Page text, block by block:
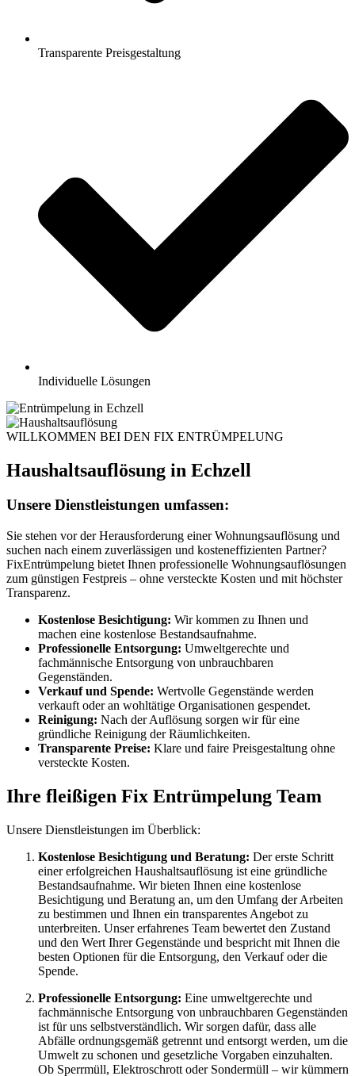
Transparente Preisgestaltung
Individuelle Lösungen
WILLKOMMEN BEI DEN FIX ENTRÜMPELUNG
Haushaltsauflösung in Echzell
Unsere Dienstleistungen umfassen:
Sie stehen vor der Herausforderung einer Wohnungsauflösung und
suchen nach einem zuverlässigen und kosteneffizienten Partner?
FixEntrümpelung bietet Ihnen professionelle Wohnungsauflösungen
zum günstigen Festpreis – ohne versteckte Kosten und mit höchster
Transparenz.
Kostenlose Besichtigung: Wir kommen zu Ihnen und
machen eine kostenlose Bestandsaufnahme.
Professionelle Entsorgung: Umweltgerechte und
fachmännische Entsorgung von unbrauchbaren
Gegenständen.
Verkauf und Spende: Wertvolle Gegenstände werden
verkauft oder an wohltätige Organisationen gespendet.
Reinigung: Nach der Auflösung sorgen wir für eine
gründliche Reinigung der Räumlichkeiten.
Transparente Preise: Klare und faire Preisgestaltung ohne
versteckte Kosten.
Ihre fleißigen Fix Entrümpelung Team
Unsere Dienstleistungen im Überblick:
Kostenlose Besichtigung und Beratung: Der erste Schritt
einer erfolgreichen Haushaltsauflösung ist eine gründliche
Bestandsaufnahme. Wir bieten Ihnen eine kostenlose
Besichtigung und Beratung an, um den Umfang der Arbeiten
zu bestimmen und Ihnen ein transparentes Angebot zu
unterbreiten. Unser erfahrenes Team bewertet den Zustand
und den Wert Ihrer Gegenstände und bespricht mit Ihnen die
besten Optionen für die Entsorgung, den Verkauf oder die
Spende.
Professionelle Entsorgung: Eine umweltgerechte und
fachmännische Entsorgung von unbrauchbaren Gegenständen
ist für uns selbstverständlich. Wir sorgen dafür, dass alle
Abfälle ordnungsgemäß getrennt und entsorgt werden, um die
Umwelt zu schonen und gesetzliche Vorgaben einzuhalten.
Ob Sperrmüll, Elektroschrott oder Sondermüll – wir kümmern